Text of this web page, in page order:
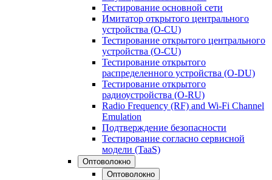
Тестирование основной сети
Имитатор открытого центрального
устройства (O-CU)
Тестирование открытого центрального
устройства (O-CU)
Тестирование открытого
распределенного устройства (O-DU)
Тестирование открытого
радиоустройства (O-RU)
Radio Frequency (RF) and Wi-Fi Channel
Emulation
Подтверждение безопасности
Тестирование согласно сервисной
модели (TaaS)
Оптоволокно
Оптоволокно